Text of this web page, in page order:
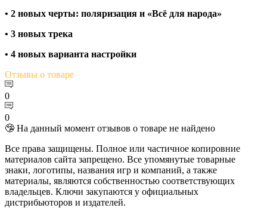
• 2 новых черты: поляризация и «Всё для народа»
• 3 новых трека
• 4 новых варианта настройки
Отзывы о товаре
0
0
🤥 На данный момент отзывов о товаре не найдено
Все права защищены. Полное или частичное копировние
материалов сайта запрещено. Все упомянутые товарные
знаки, логотипы, названия игр и компаний, а также
материалы, являются собственностью соответствующих
владельцев. Ключи закупаются у официальных
дистрибьюторов и издателей.